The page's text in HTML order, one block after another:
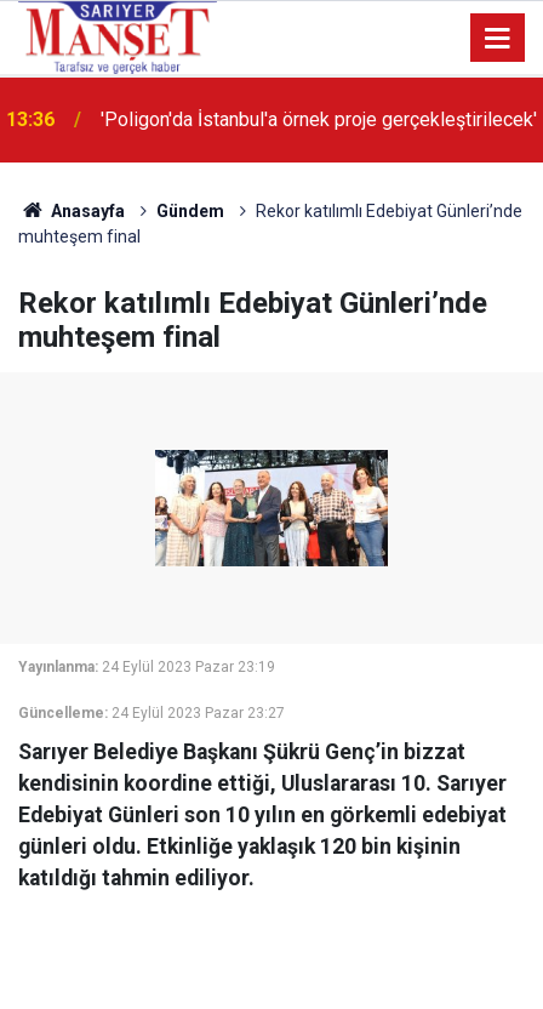
13:36 'Poligon'da İstanbul'a örnek proje gerçekleştirilecek'
Anasayfa Gündem
Rekor katılımlı Edebiyat Günleri’nde
muhteşem final
Rekor katılımlı Edebiyat Günleri’nde
muhteşem final
Yayınlanma: 24 Eylül 2023 Pazar 23:19
Güncelleme: 24 Eylül 2023 Pazar 23:27
Sarıyer Belediye Başkanı Şükrü Genç’in bizzat
kendisinin koordine ettiği, Uluslararası 10. Sarıyer
Edebiyat Günleri son 10 yılın en görkemli edebiyat
günleri oldu. Etkinliğe yaklaşık 120 bin kişinin
katıldığı tahmin ediliyor.